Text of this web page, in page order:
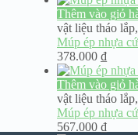
Thêm vào giỏ
vật liệu tháo lắp
Múp ép nhựa
378.000 ₫
Thêm vào giỏ
vật liệu tháo lắp
Múp ép nhựa
567.000 ₫